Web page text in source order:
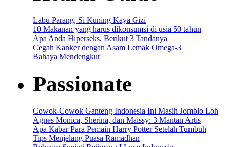
Labu Parang, Si Kuning Kaya Gizi
10 Makanan yang harus dikonsumsi di usia 50 tahun
Apa Anda Hiperseks, Berikut 3 Tandanya
Cegah Kanker dengan Asam Lemak Omega-3
Bahaya Mendengkur
Passionate
Cowok-Cowok Ganteng Indonesia Ini Masih Jomblo Loh
Agnes Monica, Sherina, dan Maissy: 3 Mantan Artis
Apa Kabar Para Pemain Harry Potter Setelah Tumbuh
Tips Menjelang Puasa Ramadhan